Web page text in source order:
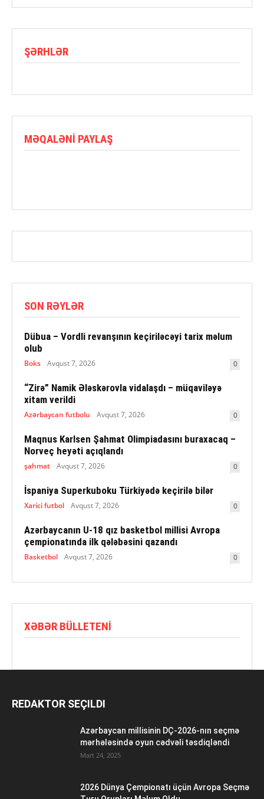
ŞƏRHLƏR
MƏQALƏNI PAYLAŞ
SON RƏYLƏR
Dübua – Vordli revanşının keçiriləcəyi tarix məlum
olub
Boks Avqust 7, 2026 0
“Zirə” Namik Ələskərovla vidalaşdı – müqaviləyə
xitam verildi
Azərbaycan futbolu Avqust 7, 2026 0
Maqnus Karlsen Şahmat Olimpiadasını buraxacaq –
Norveç heyəti açıqlandı
şahmat Avqust 7, 2026 0
İspaniya Superkuboku Türkiyədə keçirilə bilər
Xarici futbol Avqust 7, 2026 0
Azərbaycanın U-18 qız basketbol millisi Avropa
çempionatında ilk qələbəsini qazandı
Basketbol Avqust 7, 2026 0
XƏBƏR BÜLLETENI
REDAKTOR SEÇILDI
Azərbaycan millisinin DÇ-2026-nın seçmə
mərhələsində oyun cədvəli təsdiqləndi
Mart 24, 2025
2026 Dünya Çempionatı üçün Avropa Seçmə